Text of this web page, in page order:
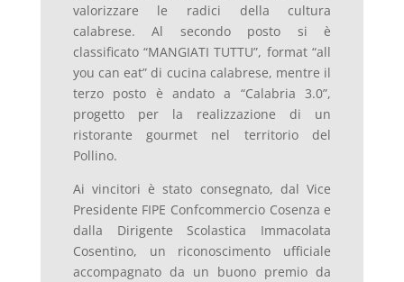
valorizzare le radici della cultura
calabrese. Al secondo posto si è
classificato “MANGIATI TUTTU”, format “all
you can eat” di cucina calabrese, mentre il
terzo posto è andato a “Calabria 3.0”,
progetto per la realizzazione di un
ristorante gourmet nel territorio del
Pollino.
Ai vincitori è stato consegnato, dal Vice
Presidente FIPE Confcommercio Cosenza e
dalla Dirigente Scolastica Immacolata
Cosentino, un riconoscimento ufficiale
accompagnato da un buono premio da